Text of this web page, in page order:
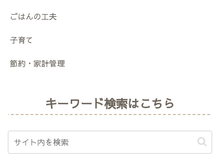
ごはんの工夫
子育て
節約・家計管理
キーワード検索はこちら